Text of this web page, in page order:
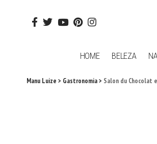
HOME BELEZA
Manu Luize > Gastronomia> Salon du Chocolat